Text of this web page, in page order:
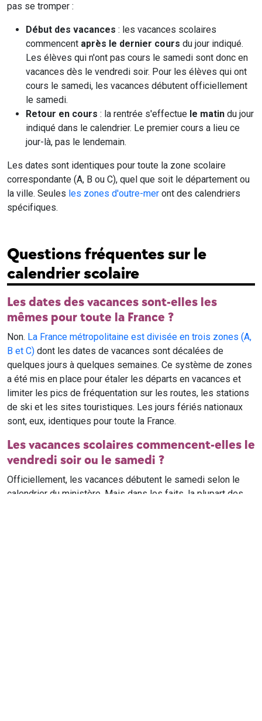
pas se tromper :
Début des vacances : les vacances scolaires
commencent après le dernier cours du jour indiqué.
Les élèves qui n'ont pas cours le samedi sont donc en
vacances dès le vendredi soir. Pour les élèves qui ont
cours le samedi, les vacances débutent officiellement
le samedi.
Retour en cours : la rentrée s'effectue le matin du jour
indiqué dans le calendrier. Le premier cours a lieu ce
jour-là, pas le lendemain.
Les dates sont identiques pour toute la zone scolaire
correspondante (A, B ou C), quel que soit le département ou
la ville. Seules les zones d'outre-mer ont des calendriers
spécifiques.
Questions fréquentes sur le
calendrier scolaire
Les dates des vacances sont-elles les
mêmes pour toute la France ?
Non. La France métropolitaine est divisée en trois zones (A,
B et C) dont les dates de vacances sont décalées de
quelques jours à quelques semaines. Ce système de zones
a été mis en place pour étaler les départs en vacances et
limiter les pics de fréquentation sur les routes, les stations
de ski et les sites touristiques. Les jours fériés nationaux
sont, eux, identiques pour toute la France.
Les vacances scolaires commencent-elles le
vendredi soir ou le samedi ?
Officiellement, les vacances débutent le samedi selon le
calendrier du ministère. Mais dans les faits, la plupart des